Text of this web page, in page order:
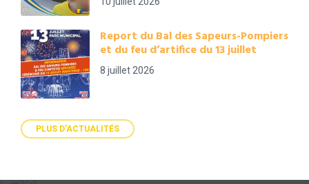
Report du Bal des Sapeurs-Pompiers
et du feu d’artifice du 13 juillet
8 juillet 2026
PLUS D'ACTUALITÉS